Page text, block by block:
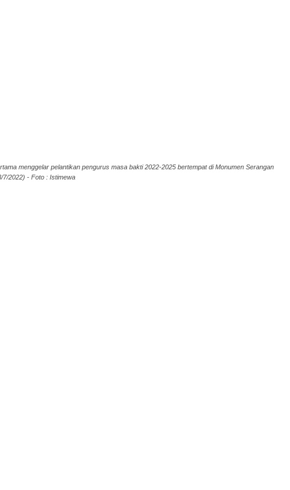
menggelar pelantikan pengurus masa bakti 2022-2025 bertempat di Monumen Serangan
7/2022) - Foto : Istimewa